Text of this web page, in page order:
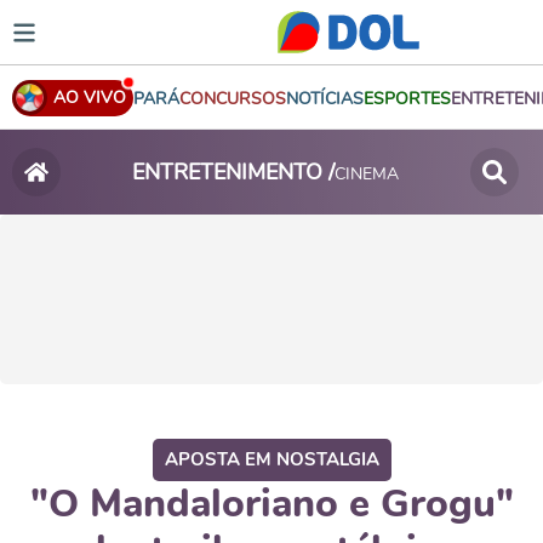
AO VIVO PARÁCONCURSOSNOTÍCIASESPORTES
ENTRETENIMENTO /CINEMA
APOSTA EM NOSTALGIA
"O Mandaloriano e Grogu"